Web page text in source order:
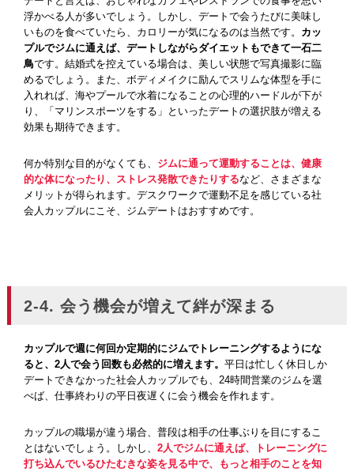
浮かべる人が多いでしょう。しかし、デートで会うたびに美味し
いものを食べていたら、カロリーが気になるのは当然です。 カッ
プルでジムに通えば、デートしながらダイエットもできて一石二
鳥です。結婚式を控えている場合は、美しい状態で写真撮影に臨
めるでしょう。また、ボディメイクに励んでスリムな体型を手に
入れれば、海やプールで水着になることの心理的ハードルが下が
り、「マリンスポーツをする」といったデートの選択肢が増える
効果も期待できます。
何か特別な目的がなくても、 ジムに通って運動することは、健康
的な体になったり、ストレス発散できたりするなど、さまざまな
メリットが得られます。デスクワークで運動不足を感じている社
会人カップルにこそ、ジムデートはおすすめです。
2-4. 会う機会が増えて絆が深まる
カップルで週に何回か定期的にジムでトレーニングするようにな
ると、2人で会う回数も必然的に増えます。平日は忙しく休日しか
デートできなかった社会人カップルでも、24時間営業のジムを選
べば、仕事終わりの平日夜遅くに会う機会を作れます。
カップルの職場が違う場合、普段は相手の仕事ぶりを目にするこ
とはないでしょう。しかし、2人でジムに通えば、トレーニングに
打ち込んでいるひたむきな姿を見る中で、もっと相手のことを知